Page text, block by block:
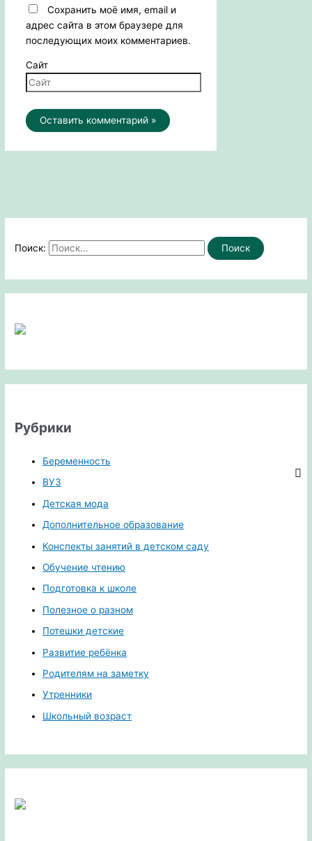
Сохранить моё имя, email и
адрес сайта в этом браузере для
последующих моих комментариев.
Сайт
Поиск:
Рубрики
Беременность
ВУЗ
Детская мода
Дополнительное образование
Конспекты занятий в детском саду
Обучение чтению
Подготовка к школе
Полезное о разном
Потешки детские
Развитие ребёнка
Родителям на заметку
Утренники
Школьный возраст